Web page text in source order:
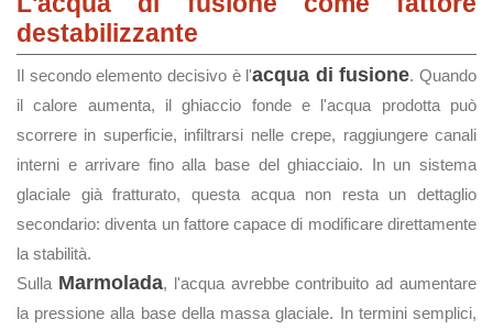
destabilizzante
Il secondo elemento decisivo è l'acqua di fusione. Quando
il calore aumenta, il ghiaccio fonde e l'acqua prodotta può
scorrere in superficie, infiltrarsi nelle crepe, raggiungere canali
interni e arrivare fino alla base del ghiacciaio. In un sistema
glaciale già fratturato, questa acqua non resta un dettaglio
secondario: diventa un fattore capace di modificare direttamente
la stabilità.
Sulla Marmolada, l'acqua avrebbe contribuito ad aumentare
la pressione alla base della massa glaciale. In termini semplici,